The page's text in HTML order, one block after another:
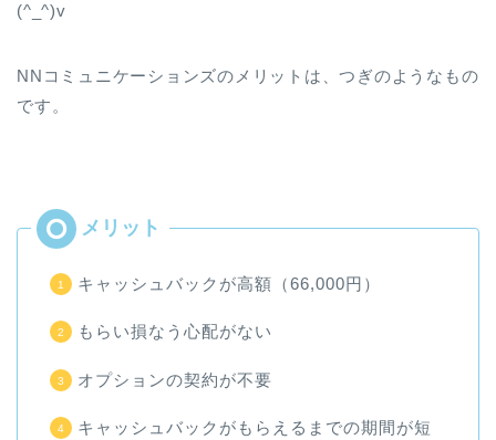
(^_^)v
NNコミュニケーションズのメリットは、つぎのようなもの
です。
キャッシュバックが高額（66,000円）
もらい損なう心配がない
オプションの契約が不要
キャッシュバックがもらえるまでの期間が短